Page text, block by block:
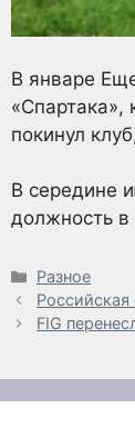
В январе
«Спартака»,
покинул
В середине
должность в
Рубрики
Разное
FIG